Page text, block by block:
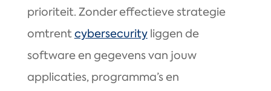
prioriteit. Zonder effectieve strategie
omtrentcybersecurityliggen de
software en gegevens van jouw
applicaties, programma’s en